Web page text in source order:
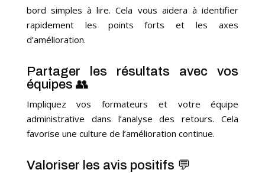
bord simples à lire. Cela vous aidera à identifier
rapidement les points forts et les axes
d’amélioration.
Partager les résultats avec vos
équipes 👥
Impliquez vos formateurs et votre équipe
administrative dans l’analyse des retours. Cela
favorise une culture de l’amélioration continue.
Valoriser les avis positifs 💬